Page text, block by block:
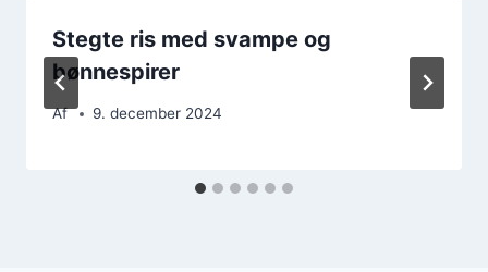
Stegte ris med svampe og
bønnespirer
Af 9. december 2024